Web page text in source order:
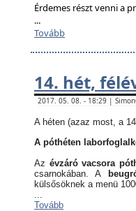
Érdemes részt venni a
...
Tovább
14. hét,
2017. 05. 08. - 18:29 |
A héten (azaz most, a
A póthéten
Az évzáró vacsora
csarnokában. A
külsősöknek a menü
Tovább